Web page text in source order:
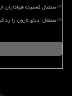
استقبال گسترده هواداران
استقلال ادعای نازون را رد